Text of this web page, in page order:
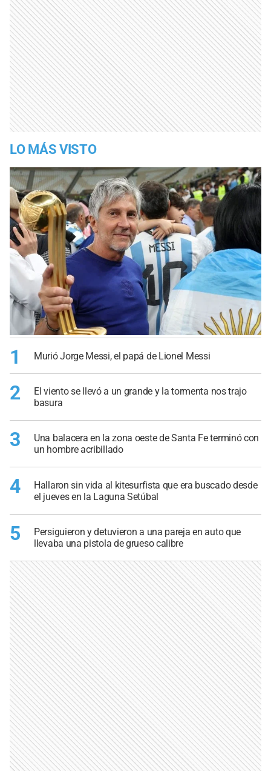
LO MÁS VISTO
1 Murió Jorge Messi, el papá de Lionel Messi
2
El viento se llevó a un grande y la tormenta nos trajo
basura
3
Una balacera en la zona oeste de Santa Fe terminó con
un hombre acribillado
4
Hallaron sin vida al kitesurfista que era buscado desde
el jueves en la Laguna Setúbal
5
Persiguieron y detuvieron a una pareja en auto que
llevaba una pistola de grueso calibre